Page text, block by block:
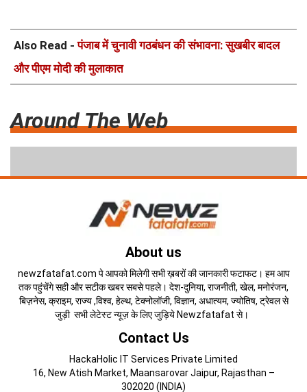
Also Read -पंजाब में चुनावी गठबंधन की संभावना: सुखबीर बादल
और पीएम मोदी की मुलाकात
Around The Web
About us
newzfatafat.com पे आपको मिलेगी सभी ख़बरों की जानकारी फटाफट। हम आप
तक पहुंचेंगे सही और सटीक खबर सबसे पहले। देश-दुनिया, राजनीती, खेल, मनोरंजन,
बिज़नेस, क्राइम, राज्य ,विश्व, हेल्थ, टेक्नोलॉजी, विज्ञान, अधात्यम, ज्योतिष, ट्रेवल से
जुड़ी सभी लेटेस्ट न्यूज़ के लिए जुड़िये Newzfatafat से।
Contact Us
HackaHolic IT Services Private Limited
16, New Atish Market, Maansarovar Jaipur, Rajasthan –
302020 (INDIA)